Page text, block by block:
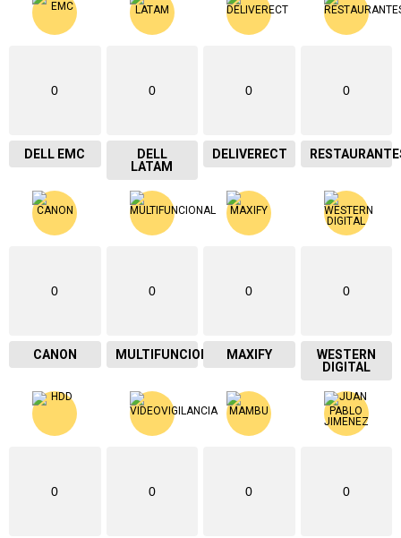
0
DELL EMC
0
DELL
LATAM
0
DELIVERECT
0
0
CANON
0
MULTIFUNCIONAL
0
MAXIFY
0
WESTERN
DIGITAL
0 0 0 0